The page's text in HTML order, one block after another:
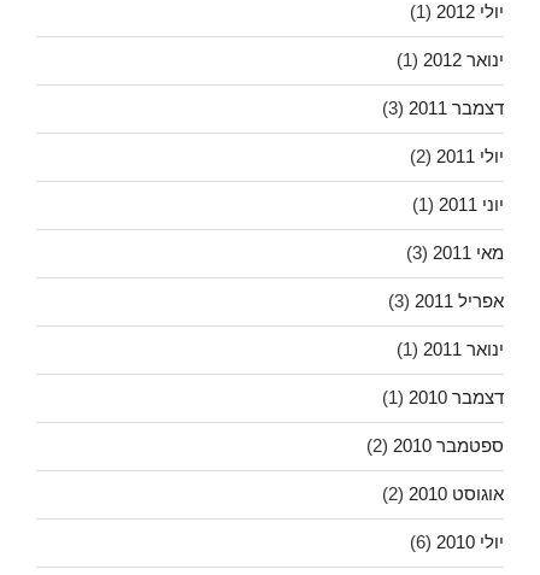
יולי 2012 (1)
ינואר 2012 (1)
דצמבר 2011 (3)
יולי 2011 (2)
יוני 2011 (1)
מאי 2011 (3)
אפריל 2011 (3)
ינואר 2011 (1)
דצמבר 2010 (1)
ספטמבר 2010 (2)
אוגוסט 2010 (2)
יולי 2010 (6)